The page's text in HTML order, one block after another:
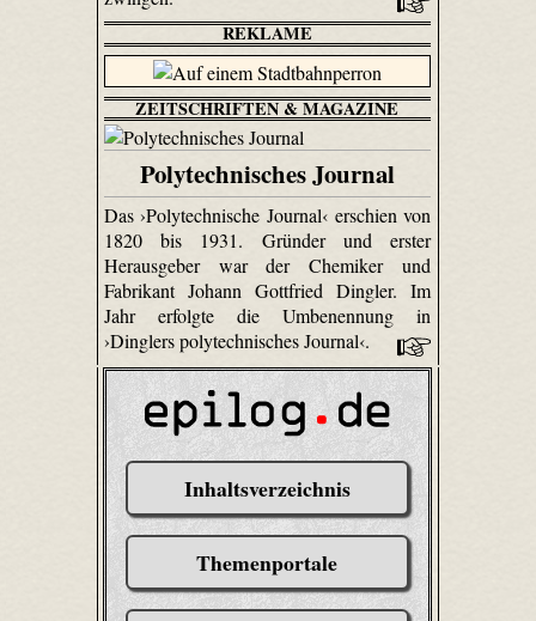
REKLAME
ZEITSCHRIFTEN & MAGAZINE
Polytechnisches Journal
Das ›Polytechnische Journal‹ erschien von
1820 bis 1931. Gründer und erster
Herausgeber war der Chemiker und
Fabrikant Johann Gottfried Dingler. Im
Jahr erfolgte die Umbenennung in
›Dinglers polytechnisches Journal‹.
Inhaltsverzeichnis
Themenportale